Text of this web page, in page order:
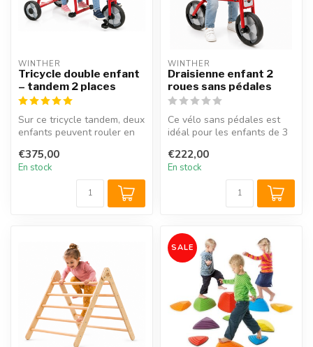
WINTHER
Tricycle double enfant
– tandem 2 places
Sur ce tricycle tandem, deux
enfants peuvent rouler en
€375,00
En stock
WINTHER
Draisienne enfant 2
roues sans pédales
Ce vélo sans pédales est
idéal pour les enfants de 3
€222,00
En stock
SALE